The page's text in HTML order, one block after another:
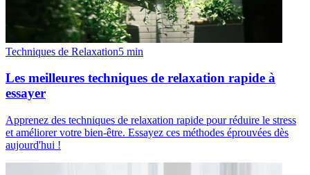
Techniques de Relaxation5 min
Les meilleures techniques de relaxation rapide à
essayer
Apprenez des techniques de relaxation rapide pour réduire le stress
et améliorer votre bien-être. Essayez ces méthodes éprouvées dès
aujourd'hui !